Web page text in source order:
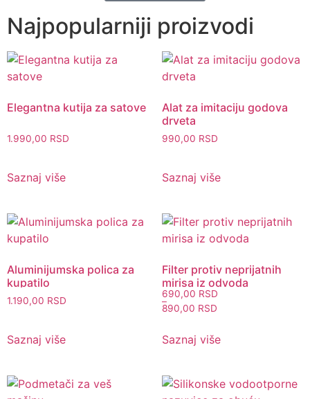
Najpopularniji proizvodi
Elegantna kutija za satove
1.990,00 RSD
Saznaj više
Alat za imitaciju godova
drveta
990,00 RSD
Saznaj više
Aluminijumska polica za
kupatilo
1.190,00 RSD
Saznaj više
Filter protiv neprijatnih
mirisa iz odvoda
690,00 RSD
–
890,00 RSD
Saznaj više